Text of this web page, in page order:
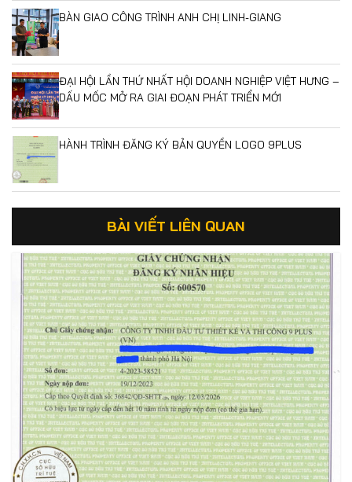
BÀN GIAO CÔNG TRÌNH ANH CHỊ LINH-GIANG
ĐẠI HỘI LẦN THỨ NHẤT HỘI DOANH NGHIỆP VIỆT HƯNG –
DẤU MỐC MỞ RA GIAI ĐOẠN PHÁT TRIỂN MỚI
HÀNH TRÌNH ĐĂNG KÝ BẢN QUYỀN LOGO 9PLUS
BÀI VIẾT LIÊN QUAN